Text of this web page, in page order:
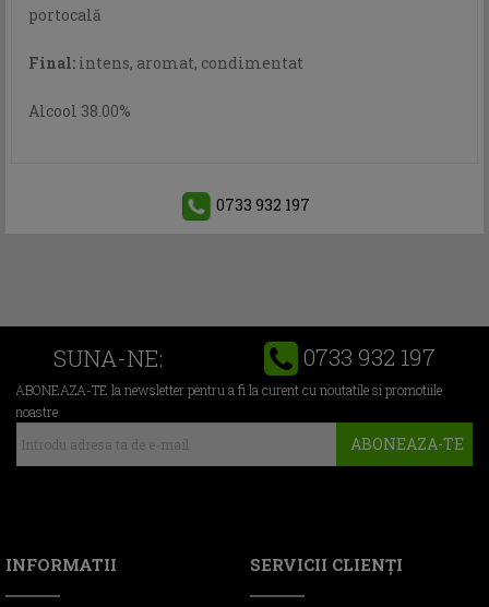
portocală
Final: intens, aromat, condimentat
Alcool 38.00%
0733 932 197
SUNA-NE: 0733 932 197
ABONEAZA-TE la newsletter pentru a fi la curent cu noutatile si promotiile
noastre
ABONEAZA-TE
INFORMATII SERVICII CLIENŢI